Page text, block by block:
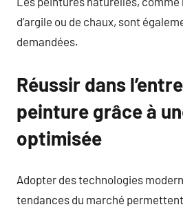
d’argile ou de chaux, sont
demandées.
Réussir dans
peinture grâce à
optimisée
Adopter des technologies
tendances du marché